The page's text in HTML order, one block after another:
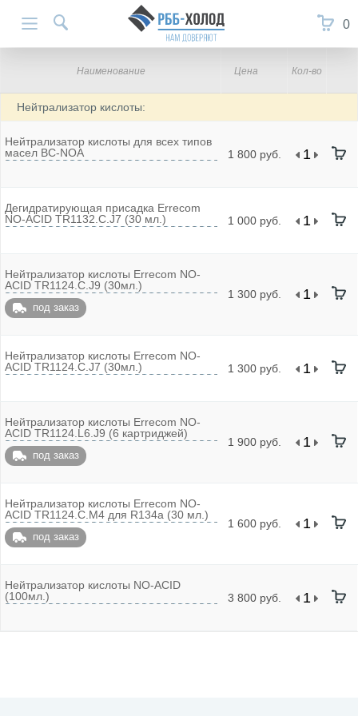
0
Наименование Цена Кол-во
Нейтрализатор кислоты:
Нейтрализатор кислоты для всех типов
масел BC-NOA
1 800 руб.
Дегидратирующая присадка Errecom
NO-ACID TR1132.C.J7 (30 мл.)
1 000 руб.
Нейтрализатор кислоты Errecom NO-
ACID TR1124.C.J9 (30мл.)
под заказ
1 300 руб.
Нейтрализатор кислоты Errecom NO-
ACID TR1124.C.J7 (30мл.)
1 300 руб.
Нейтрализатор кислоты Errecom NO-
ACID TR1124.L6.J9 (6 картриджей)
под заказ
1 900 руб.
Нейтрализатор кислоты Errecom NO-
ACID TR1124.С.М4 для R134а (30 мл.)
под заказ
1 600 руб.
Нейтрализатор кислоты NO-ACID
(100мл.)
3 800 руб.